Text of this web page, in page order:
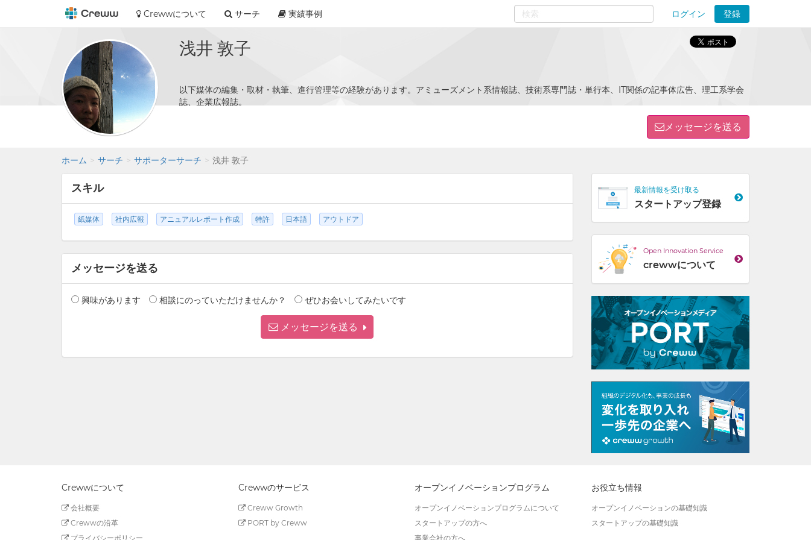
Crewwについて サーチ 実績事例 ログイン
登録
0
浅井 敦子
以下媒体の編集・取材・執筆、進行管理等の経験があります。アミューズメント系情報誌、技術系専門誌・単行本、IT関係の記事体広告、理工系学会
誌、企業広報誌。
メッセージを送る
ホーム サーチ サポーターサーチ 浅井 敦子
スキル
紙媒体 社内広報 アニュアルレポート作成 特許 日本語 アウトドア
メッセージを送る
興味があります 相談にのっていただけませんか？ ぜひお会いしてみたいです
メッセージを送る
最新情報を受け取る
スタートアップ登録
Open Innovation Service
crewwについて
Crewwについて
会社概要
Crewwの沿革
プライバシーポリシー
Crewwのサービス
Creww Growth
PORT by Creww
オープンイノベーションプログラム
オープンイノベーションプログラムについて
スタートアップの方へ
事業会社の方へ
お役立ち情報
オープンイノベーションの基礎知識
スタートアップの基礎知識